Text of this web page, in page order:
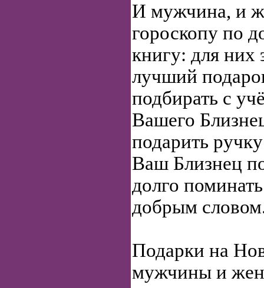
И мужчина, и
гороскопу по
книгу: для них
лучший
подбирать с
Вашего
подарить
Ваш Близнец
долго
добрым
Подарки на
мужчины и